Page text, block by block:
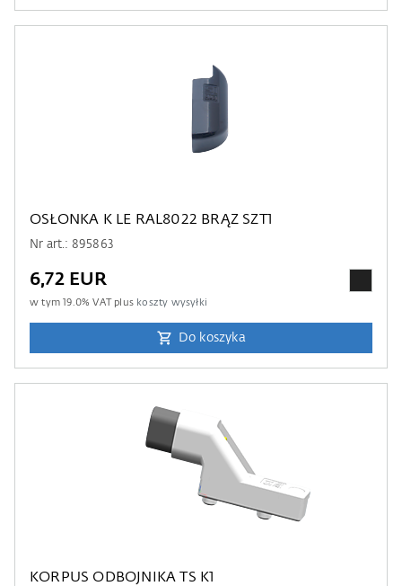
OSŁONKA K LE RAL8022 BRĄZ SZT1
Nr art.: 895863
6,72 EUR
w tym19.0% VAT plus koszty wysyłki
Do koszyka
KORPUS ODBOJNIKA TS K1